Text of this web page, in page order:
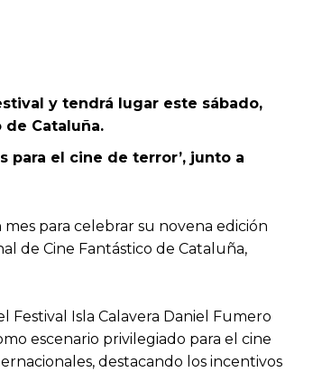
y tendrá lugar este sábado,
de Cataluña.
para el cine de terror’, junto a
para celebrar su novena edición
de Cine Fantástico de Cataluña,
Isla Calavera Daniel Fumero
escenario privilegiado para el cine
destacando los incentivos